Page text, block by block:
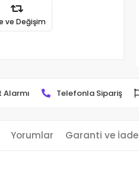
ve Değişim
Alarmı Telefonla Sipariş
Yorumlar Garanti ve İade